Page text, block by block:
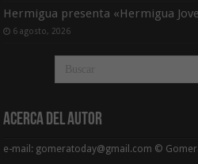
Hermigua presenta «Hermigua
6 agosto, 2026
Acerca del Autor
e-mail: gomeratoday@gmail.com ©